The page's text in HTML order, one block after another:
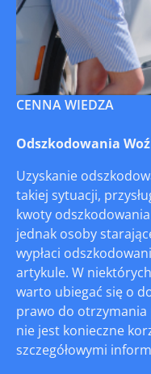
CENNA WIEDZA
Odszkodowania
Uzyskanie
takiej sytuacji,
kwoty
jednak osoby
wypłaci
artykule. W
warto ubiegać się o
prawo do otrzymania
nie jest konieczne
szczegółowymi